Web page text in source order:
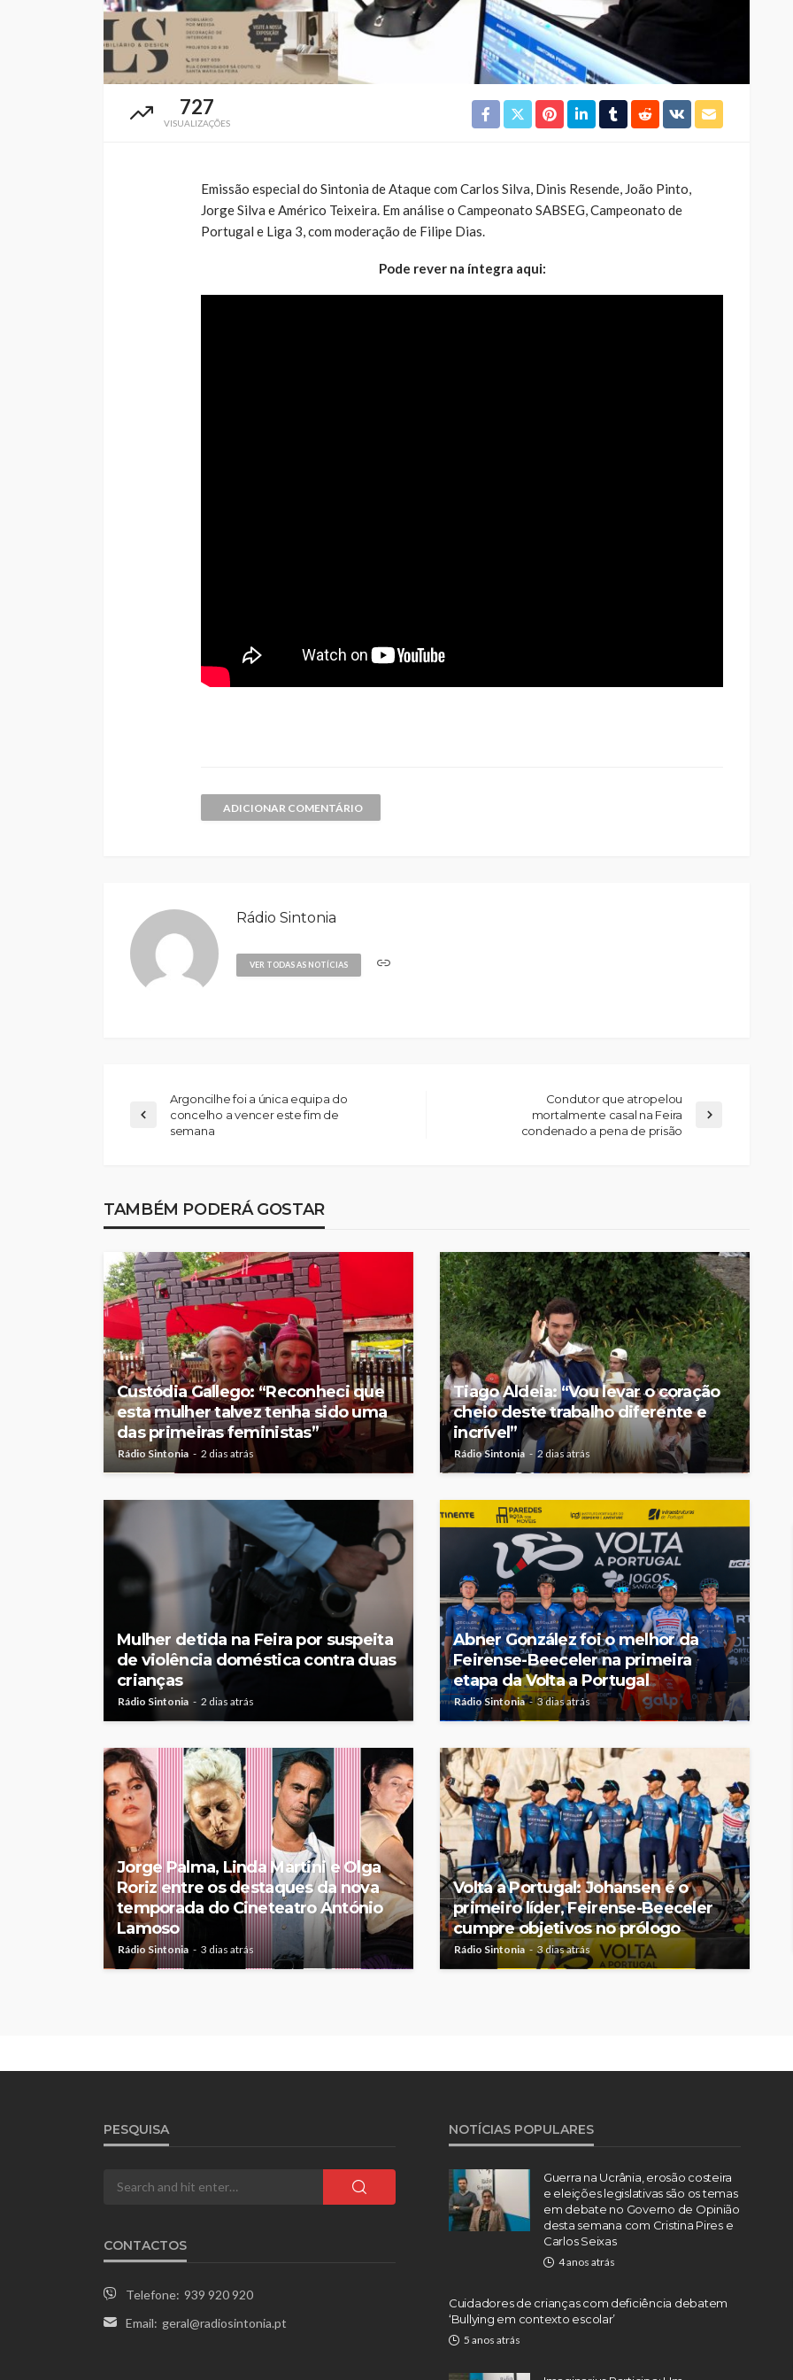
727
VISUALIZAÇÕES
Emissão especial do Sintonia de Ataque com Carlos Silva, Dinis Resende, João Pinto,
Jorge Silva e Américo Teixeira. Em análise o Campeonato SABSEG, Campeonato de
Portugal e Liga 3, com moderação de Filipe Dias.
Pode rever na íntegra aqui:
ADICIONAR COMENTÁRIO
Rádio Sintonia
VER TODAS AS NOTÍCIAS
Argoncilhe foi a única equipa do
concelho a vencer este fim de
semana
Condutor que atropelou
mortalmente casal na Feira
condenado a pena de prisão
TAMBÉM PODERÁ GOSTAR
Custódia Gallego: “Reconheci que
esta mulher talvez tenha sido uma
das primeiras feministas”
Rádio Sintonia 2 dias atrás
Tiago Aldeia: “Vou levar o coração
cheio deste trabalho diferente e
incrível”
Rádio Sintonia 2 dias atrás
Mulher detida na Feira por suspeita
de violência doméstica contra duas
crianças
Rádio Sintonia 2 dias atrás
Abner González foi o melhor da
Feirense-Beeceler na primeira
etapa da Volta a Portugal
Rádio Sintonia 3 dias atrás
Jorge Palma, Linda Martini e Olga
Roriz entre os destaques da nova
temporada do Cineteatro António
Lamoso
Rádio Sintonia 3 dias atrás
Volta a Portugal: Johansen é o
primeiro líder, Feirense-Beeceler
cumpre objetivos no prólogo
Rádio Sintonia 3 dias atrás
Beeceler na primeira etapa
Rádio Sintonia 3 dias atrás Rádio Sintonia 2 dias atrás
PESQUISA
CONTACTOS
Telefone: 939 920 920
Email: geral@radiosintonia.pt
NOTÍCIAS POPULARES
Guerra na Ucrânia, erosão costeira
e eleições legislativas são os temas
em debate no Governo de Opinião
desta semana com Cristina Pires e
Carlos Seixas
4 anos atrás
Cuidadores de crianças com deficiência debatem
‘Bullying em contexto escolar’
5 anos atrás